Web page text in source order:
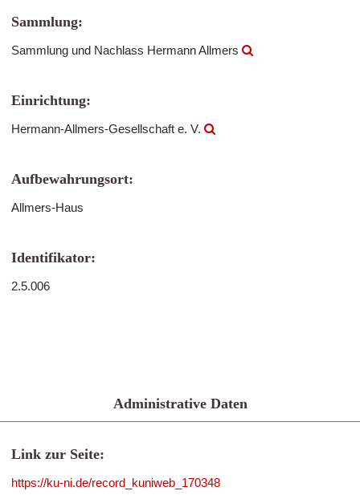
Sammlung:
Sammlung und Nachlass Hermann Allmers
Einrichtung:
Hermann-Allmers-Gesellschaft e. V.
Aufbewahrungsort:
Allmers-Haus
Identifikator:
2.5.006
Administrative Daten
Link zur Seite:
https://ku-ni.de/record_kuniweb_170348